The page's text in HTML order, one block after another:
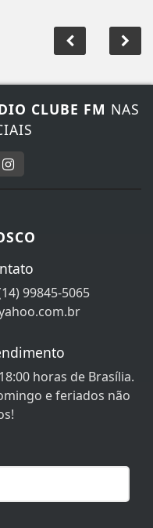
CLUBE FMNAS
99845-5065
horas de Brasília.
e feriados não